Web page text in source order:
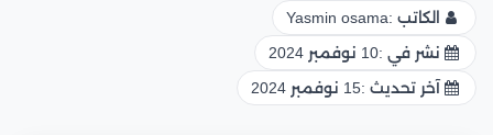
الكاتب :Yasmin osama
نشر في :10 نوفمبر 2024
آخر تحديث :15 نوفمبر 2024